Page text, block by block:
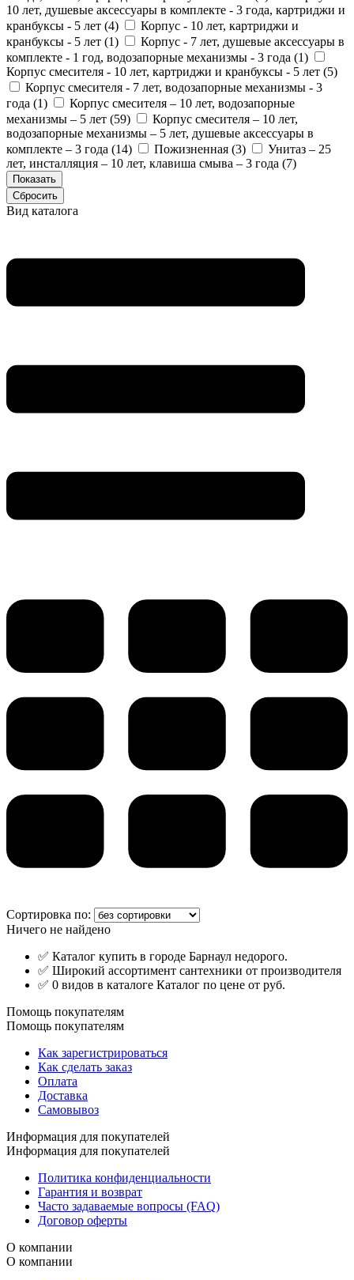
10 лет, душевые аксессуары в комплекте - 3 года, картриджи и
кранбуксы - 5 лет (4)
Корпус - 10 лет, картриджи и
кранбуксы - 5 лет (1)
Корпус - 7 лет, душевые аксессуары в
комплекте - 1 год, водозапорные механизмы - 3 года (1)
Корпус смесителя - 10 лет, картриджи и кранбуксы - 5 лет (5)
Корпус смесителя - 7 лет, водозапорные механизмы - 3
года (1)
Корпус смесителя – 10 лет, водозапорные
механизмы – 5 лет (59)
Корпус смесителя – 10 лет,
водозапорные механизмы – 5 лет, душевые аксессуары в
комплекте – 3 года (14) Пожизненная (3)
Унитаз – 25
лет, инсталляция – 10 лет, клавиша смыва – 3 года (7)
Вид каталога
Сортировка по:
Ничего не найдено
✅ Каталог купить в городе Барнаул недорого.
✅ Широкий ассортимент сантехники от производителя
✅ 0 видов в каталоге Каталог по цене от руб.
Помощь покупателям
Помощь покупателям
Как зарегистрироваться
Как сделать заказ
Оплата
Доставка
Самовывоз
Информация для покупателей
Информация для покупателей
Политика конфиденциальности
Гарантия и возврат
Часто задаваемые вопросы (FAQ)
Договор оферты
О компании
О компании